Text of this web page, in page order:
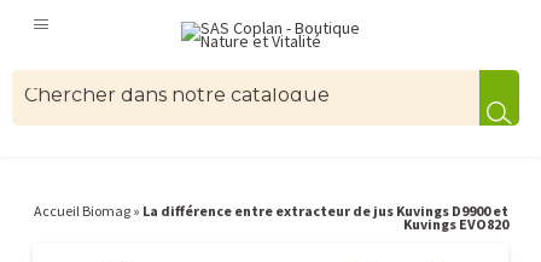
Accueil Biomag » La différence entre extracteur de jus Kuvings D9900 et
Kuvings EVO820